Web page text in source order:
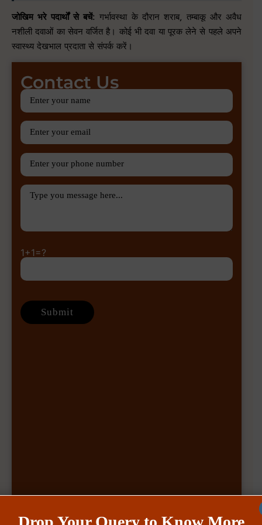
जोखिम भरे पदार्थों से बचें: गर्भावस्था के दौरान शराब, तम्बाकू और अवैध
नशीली दवाओं का सेवन वर्जित है। कोई भी दवा या पूरक लेने से पहले अपने
स्वास्थ्य देखभाल प्रदाता से संपर्क करें।
Contact Us
1+1=?